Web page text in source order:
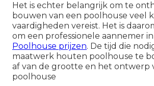
Het is echter belangrijk om te
bouwen van een poolhouse veel
vaardigheden vereist. Het is
om een ​​professionele aannemer
Poolhouse prijzen. De tijd die
maatwerk houten poolhouse te
af van de grootte en het ontwerp
poolhouse